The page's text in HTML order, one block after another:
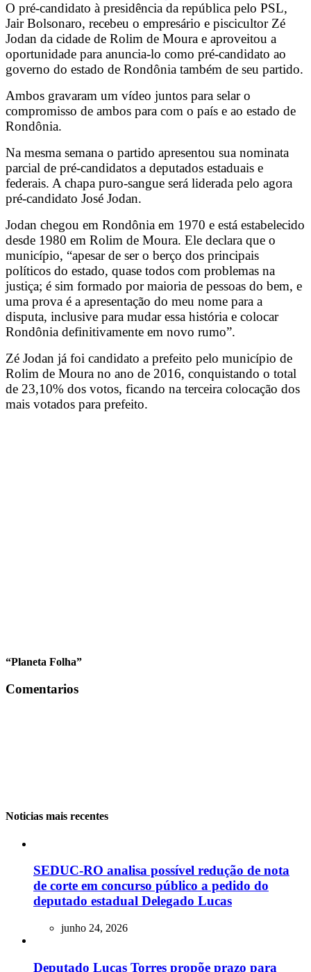
O pré-candidato à presidência da república pelo PSL,
Jair Bolsonaro, recebeu o empresário e piscicultor Zé
Jodan da cidade de Rolim de Moura e aproveitou a
oportunidade para anuncia-lo como pré-candidato ao
governo do estado de Rondônia também de seu partido.
Ambos gravaram um vídeo juntos para selar o
compromisso de ambos para com o país e ao estado de
Rondônia.
Na mesma semana o partido apresentou sua nominata
parcial de pré-candidatos a deputados estaduais e
federais. A chapa puro-sangue será liderada pelo agora
pré-candidato José Jodan.
Jodan chegou em Rondônia em 1970 e está estabelecido
desde 1980 em Rolim de Moura. Ele declara que o
município, “apesar de ser o berço dos principais
políticos do estado, quase todos com problemas na
justiça; é sim formado por maioria de pessoas do bem, e
uma prova é a apresentação do meu nome para a
disputa, inclusive para mudar essa história e colocar
Rondônia definitivamente em novo rumo”.
Zé Jodan já foi candidato a prefeito pelo município de
Rolim de Moura no ano de 2016, conquistando o total
de 23,10% dos votos, ficando na terceira colocação dos
mais votados para prefeito.
“Planeta Folha”
Comentarios
Noticias mais recentes
SEDUC-RO analisa possível redução de nota
de corte em concurso público a pedido do
deputado estadual Delegado Lucas
junho 24, 2026
Deputado Lucas Torres propõe prazo para